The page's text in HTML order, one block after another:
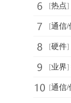
[热点]
[通信/
[硬件]
[业界]
[通信/